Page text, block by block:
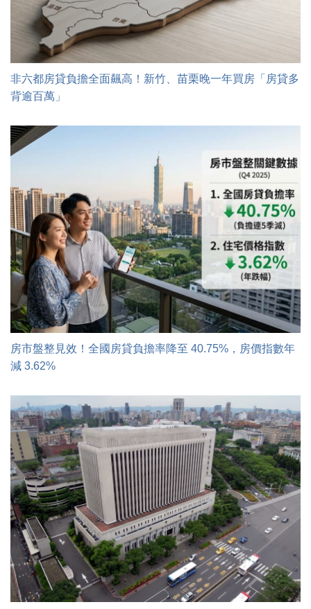
非六都房貸負擔全面飆高！新竹、苗栗晚一年買房「房貸多
背逾百萬」
房市盤整見效！全國房貸負擔率降至 40.75%，房價指數年
減 3.62%